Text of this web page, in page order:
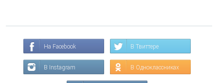
На Facebook В Твиттере
В Instagram В Одноклассниках